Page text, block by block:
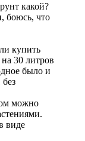
какой?
боюсь, что
купить
30 литров
было и
можно
виде